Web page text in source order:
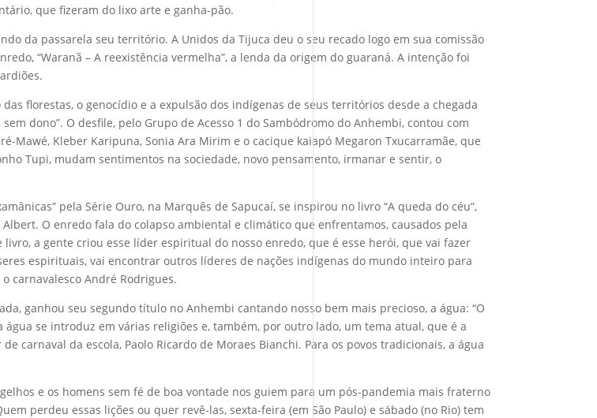
que fizeram do lixo arte e ganha-pão.
da passarela seu território. A Unidos da Tijuca deu o seu recado logo em sua comissão
“Waranã – A reexistência vermelha”, a lenda da origem do guaraná. A intenção foi
florestas, o genocídio e a expulsão dos indígenas de seus territórios desde a chegada
dono”. O desfile, pelo Grupo de Acesso 1 do Sambódromo do Anhembi, contou com
Mawé, Kleber Karipuna, Sonia Ara Mirim e o cacique kaiapó Megaron Txucarramãe, que
Tupi, mudam sentimentos na sociedade, novo pensamento, irmanar e sentir, o
pela Série Ouro, na Marquês de Sapucaí, se inspirou no livro “A queda do céu”,
O enredo fala do colapso ambiental e climático que enfrentamos, causados pela
a gente criou esse líder espiritual do nosso enredo, que é esse herói, que vai fazer
espirituais, vai encontrar outros líderes de nações indígenas do mundo inteiro para
carnavalesco André Rodrigues.
ganhou seu segundo título no Anhembi cantando nosso bem mais precioso, a água: “O
se introduz em várias religiões e, também, por outro lado, um tema atual, que é a
carnaval da escola, Paolo Ricardo de Moraes Bianchi. Para os povos tradicionais, a água
e os homens sem fé de boa vontade nos guiem para um pós-pandemia mais fraterno
perdeu essas lições ou quer revê-las, sexta-feira (em São Paulo) e sábado (no Rio) tem